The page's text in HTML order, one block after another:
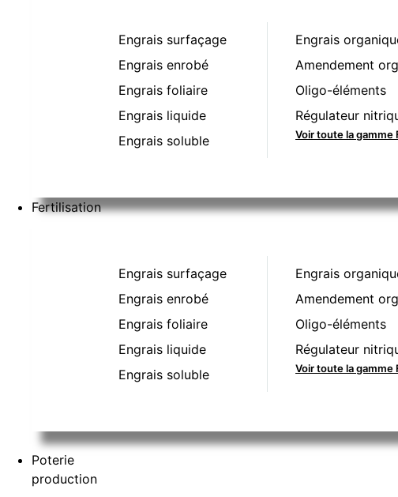
Engrais surfaçage
Engrais enrobé
Engrais foliaire
Engrais liquide
Engrais soluble
Engrais
Amendement
Oligo-éléments
Régulateur
Voir toute la gamme
Fertilisation
Engrais surfaçage
Engrais enrobé
Engrais foliaire
Engrais liquide
Engrais soluble
Engrais
Amendement
Oligo-éléments
Régulateur
Voir toute la gamme
Poterie
production